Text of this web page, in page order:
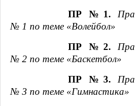
ПР №1.
№ 1 по теме «Волейбол»
ПР №2.
№ 2 по теме «Баскетбол»
ПР №3.
№ 3 по теме «Гимнастика»